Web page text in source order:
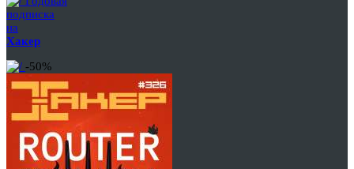
подписка
на
Хакер
-50%